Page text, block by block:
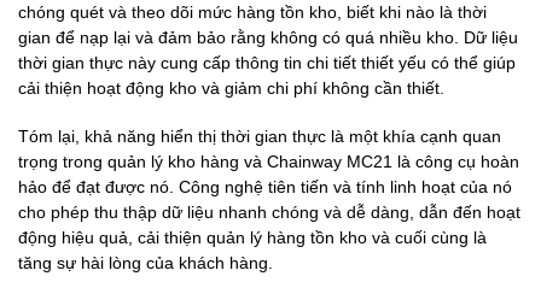
chóng quét và theo dõi mức hàng tồn kho, biết khi nào là thời
gian để nạp lại và đảm bảo rằng không có quá nhiều kho. Dữ liệu
thời gian thực này cung cấp thông tin chi tiết thiết yếu có thể giúp
cải thiện hoạt động kho và giảm chi phí không cần thiết.
Tóm lại, khả năng hiển thị thời gian thực là một khía cạnh quan
trọng trong quản lý kho hàng và Chainway MC21 là công cụ hoàn
hảo để đạt được nó. Công nghệ tiên tiến và tính linh hoạt của nó
cho phép thu thập dữ liệu nhanh chóng và dễ dàng, dẫn đến hoạt
động hiệu quả, cải thiện quản lý hàng tồn kho và cuối cùng là
tăng sự hài lòng của khách hàng.